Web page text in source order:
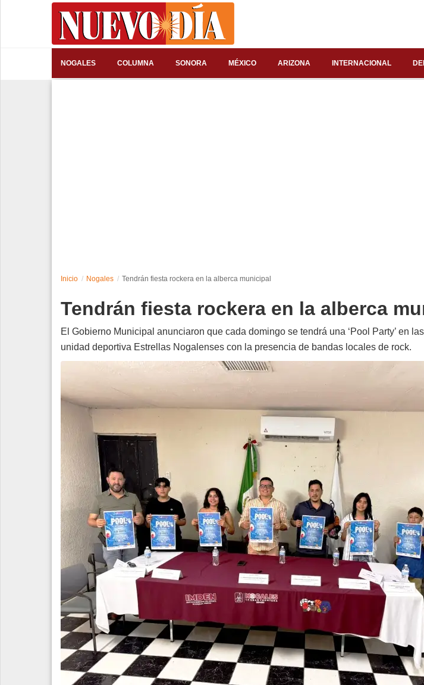
NOGALES COLUMNA SONORA MÉXICO ARIZONA INTERNACIONAL
Inicio Nogales Tendrán fiesta rockera en la alberca municipal
Tendrán fiesta rockera en la alberca
El Gobierno Municipal anunciaron que cada domingo se tendrá una ‘Pool Party’ en
unidad deportiva Estrellas Nogalenses con la presencia de bandas locales de rock.